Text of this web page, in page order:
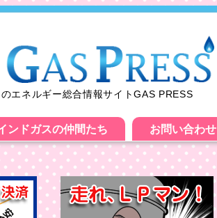
エネルギー総合情報サイトGAS PRESS
ンドガスの仲間たち お問い合わせ